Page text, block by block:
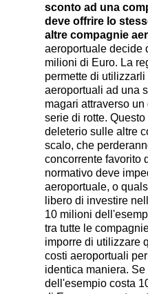
sconto ad una
deve offrire lo
altre compagnie
aeroportuale decide
milioni di Euro. La
permette di
aeroportuali ad una
magari attraverso
serie di rotte.
deleterio sulle altre
scalo, che
concorrente favorito
normativo deve
aeroportuale, o
libero di investire
10 milioni
tra tutte le
imporre di utilizzare
costi aeroportuali
identica maniera.
dell'esempio costa